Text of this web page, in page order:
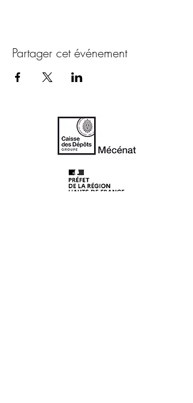
Partager cet événement